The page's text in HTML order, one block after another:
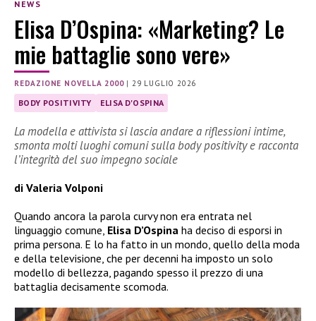
NEWS
Elisa D’Ospina: «Marketing? Le
mie battaglie sono vere»
REDAZIONE NOVELLA 2000|29 LUGLIO 2026
BODY POSITIVITY ELISA D'OSPINA
La modella e attivista si lascia andare a riflessioni intime,
smonta molti luoghi comuni sulla body positivity e racconta
l’integrità del suo impegno sociale
di Valeria Volponi
Quando ancora la parola curvy non era entrata nel
linguaggio comune, Elisa D’Ospina ha deciso di esporsi in
prima persona. E lo ha fatto in un mondo, quello della moda
e della televisione, che per decenni ha imposto un solo
modello di bellezza, pagando spesso il prezzo di una
battaglia decisamente scomoda.